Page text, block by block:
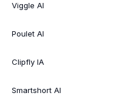
Viggle AI
Poulet AI
Clipfly IA
Smartshort AI